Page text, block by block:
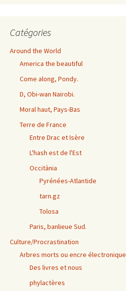
Catégories
Around the World
America the beautiful
Come along, Pondy.
D, Obi-wan Nairobi.
Moral haut, Pays-Bas
Terre de France
Entre Drac et Isère
L'hash est de l'Est
Occitània
Pyrénées-Atlantide
tarn.gz
Tolosa
Paris, banlieue Sud.
Culture/Procrastination
Arbres morts ou encre électronique
Des livres et nous
phylactères